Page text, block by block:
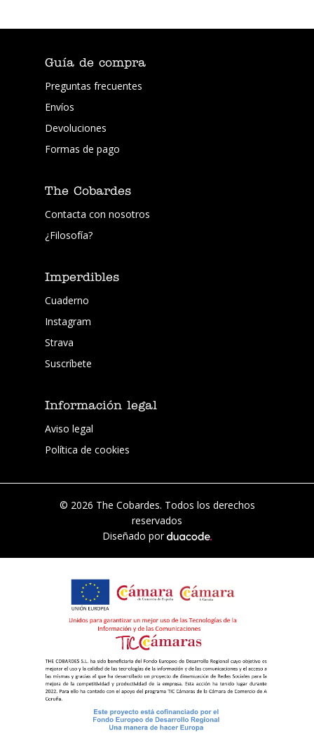
Guía de compra
Preguntas frecuentes
Envíos
Devoluciones
Formas de pago
The Cobardes
Contacta con nosotros
¿Filosofía?
Imperdibles
Cuaderno
Instagram
Strava
Suscríbete
Información legal
Aviso legal
Política de cookies
© 2026 The Cobardes. Todos los derechos
reservados
Diseñado por